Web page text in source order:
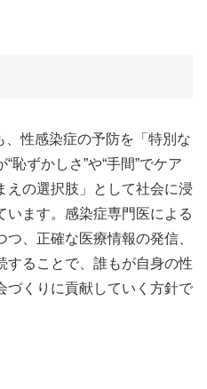
、性感染症の予防を「特別な
恥ずかしさ”や“手間”でケア
えの選択肢」として社会に浸
います。感染症専門医による
、正確な医療情報の発信、
することで、誰もが自身の性
づくりに貢献していく方針で